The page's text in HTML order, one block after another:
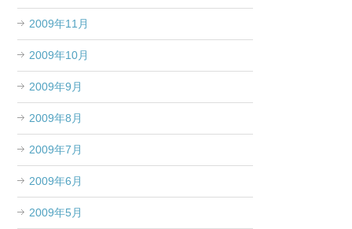
2009年11月
2009年10月
2009年9月
2009年8月
2009年7月
2009年6月
2009年5月